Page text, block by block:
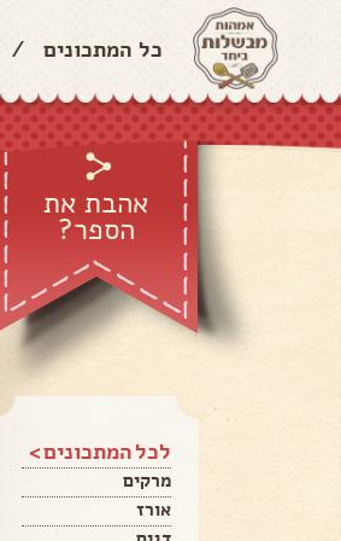
כל המתכונים /
אהבת את
הספר?
לכל המתכונים >
מרקים
אורז